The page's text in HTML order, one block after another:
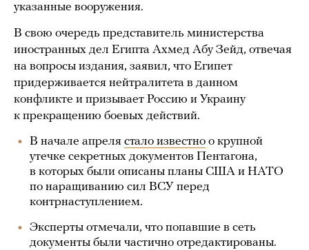
указанные вооружения.
В свою очередь представитель министерства
иностранных дел Египта Ахмед Абу Зейд, отвечая
на вопросы издания, заявил, что Египет
придерживается нейтралитета в данном
конфликте и призывает Россию и Украину
к прекращению боевых действий.
В начале апреля стало известно о крупной
утечке секретных документов Пентагона,
в которых были описаны планы США и НАТО
по наращиванию сил ВСУ перед
контрнаступлением.
Эксперты отмечали, что попавшие в сеть
документы были частично отредактированы.